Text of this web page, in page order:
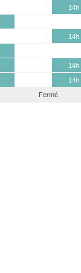
14h
14h
14h
14h
Fermé